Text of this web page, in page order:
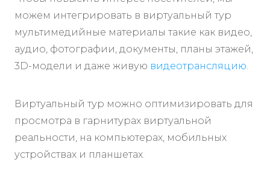
можем интегрировать в виртуальный тур
мультимедийные материалы такие как видео,
аудио, фотографии, документы, планы этажей,
3D-модели и даже живую видеотрансляцию.
Виртуальный тур можно оптимизировать для
просмотра в гарнитурах виртуальной
реальности, на компьютерах, мобильных
устройствах и планшетах.